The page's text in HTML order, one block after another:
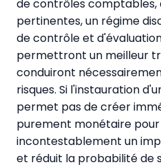
de contrôles comptables,
pertinentes, un régime
de contrôle et
permettront un meilleur
conduiront
risques. Si l'instauration
permet pas de créer
purement monétaire
incontestablement un
et réduit la probabilité de